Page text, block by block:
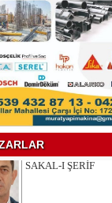
YAZAR :
YAZAR :
SAKAL-I ŞERİF
HALK ŞAİRİ :